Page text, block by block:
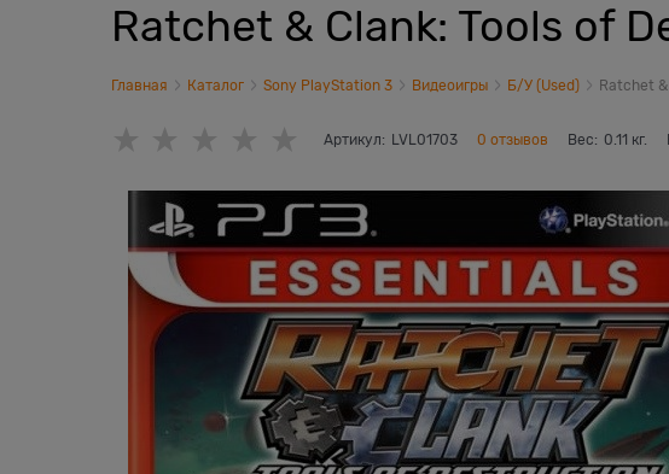
Ratchet & Clank: Tools of
Главная Каталог Sony PlayStation 3 Видеоигры Б/У (Used) Ratchet
Артикул: LVL01703 0 отзывов Вес: 0.11 кг.